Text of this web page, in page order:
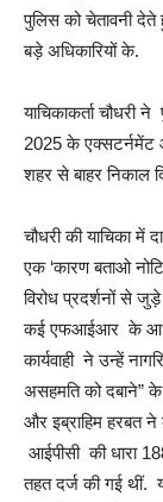
पुलिस को चेतावनी
बड़े अधिकारियों के.
याचिकाकर्ता चौधरी
2025 के एक्सटर्नमेंट
शहर से बाहर निकाल
चौधरी की याचिका में
एक ‘कारण बताओ
विरोध प्रदर्शनों से
कई एफआईआर के
कार्यवाही ने उन्हें
असहमति को दबाने” के
और इब्राहिम हरबत
आईपीसी की धारा
तहत दर्ज की गई थीं.